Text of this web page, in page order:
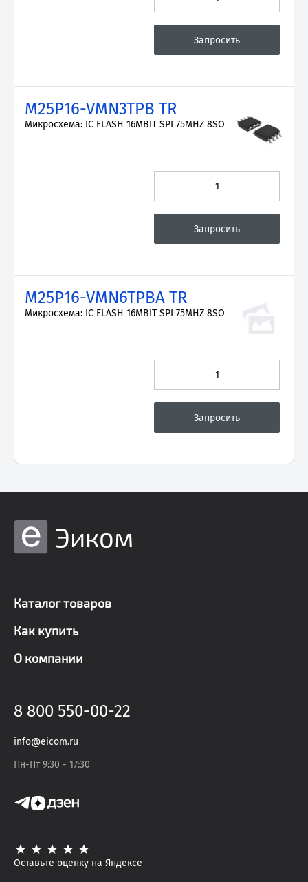
M25P16-VMN3TPB TR
Микросхема: IC FLASH 16MBIT SPI 75MHZ 8SO
M25P16-VMN6TPBA TR
Микросхема: IC FLASH 16MBIT SPI 75MHZ 8SO
Эиком
Каталог товаров
Как купить
О компании
8 800 550-00-22
info@eicom.ru
Пн-Пт 9:30 - 17:30
Оставьте оценку на Яндексе